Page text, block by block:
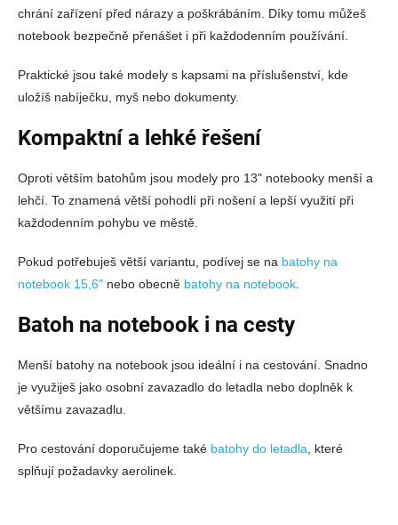
chrání zařízení před nárazy a poškrábáním. Díky tomu můžeš
notebook bezpečně přenášet i při každodenním používání.
Praktické jsou také modely s kapsami na příslušenství, kde
uložíš nabíječku, myš nebo dokumenty.
Kompaktní a lehké řešení
Oproti větším batohům jsou modely pro 13" notebooky menší a
lehčí. To znamená větší pohodlí při nošení a lepší využití při
každodenním pohybu ve městě.
Pokud potřebuješ větší variantu, podívej se na batohy na
notebook 15,6" nebo obecně batohy na notebook
Batoh na notebook i na cesty
Menší batohy na notebook jsou ideální i na cestování. Snadno
je využiješ jako osobní zavazadlo do letadla nebo doplněk k
většímu zavazadlu.
Pro cestování doporučujeme také batohy do letadla , které
splňují požadavky aerolinek.